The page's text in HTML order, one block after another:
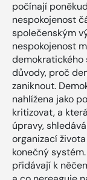
počínají
nespokojenost
společenským
nespokojenost
demokratického
důvody, proč
zaniknout.
nahlížena jako
kritizovat, a
úpravy,
organizací
konečný
přidávají k